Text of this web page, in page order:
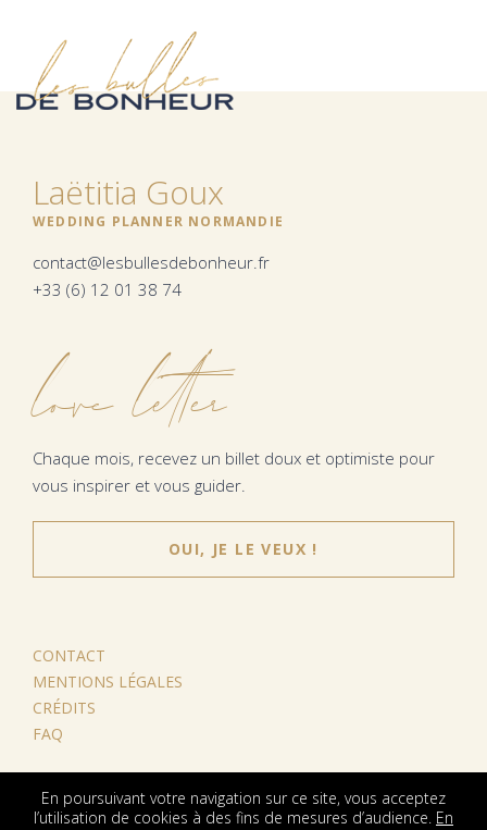
Laëtitia Goux
WEDDING PLANNER NORMANDIE
contact@lesbullesdebonheur.fr
+33 (6) 12 01 38 74
love letter
Chaque mois, recevez un billet doux et optimiste pour
vous inspirer et vous guider.
OUI, JE LE VEUX !
CONTACT
MENTIONS LÉGALES
CRÉDITS
FAQ
En poursuivant votre navigation sur ce site, vous acceptez
l’utilisation de cookies à des fins de mesures d’audience. En